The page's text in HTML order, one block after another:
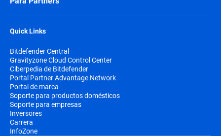
Quick Links
Bitdefender Central
Gravityzone Cloud Control Center
Ciberpedia de Bitdefender
Portal Partner Advantage Network
Portal de marca
Soporte para productos domésticos
Soporte para empresas
Inversores
Carrera
InfoZone